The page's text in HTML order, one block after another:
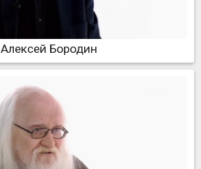
Алексей Бородин